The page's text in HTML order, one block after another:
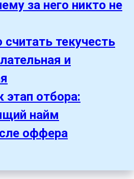
за него никто не
текучесть
и
этап отбора:
найм
оффера